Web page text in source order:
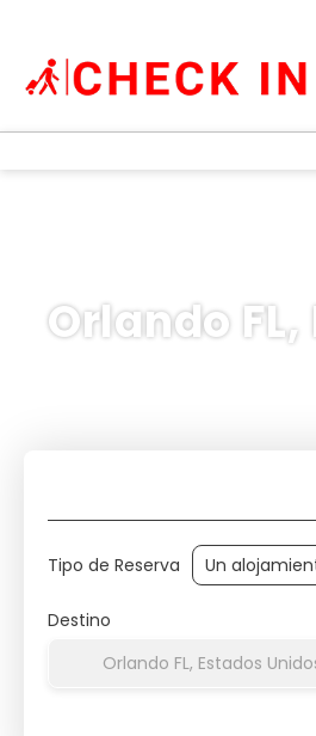
Orlando
Tipo de Reserva
Destino